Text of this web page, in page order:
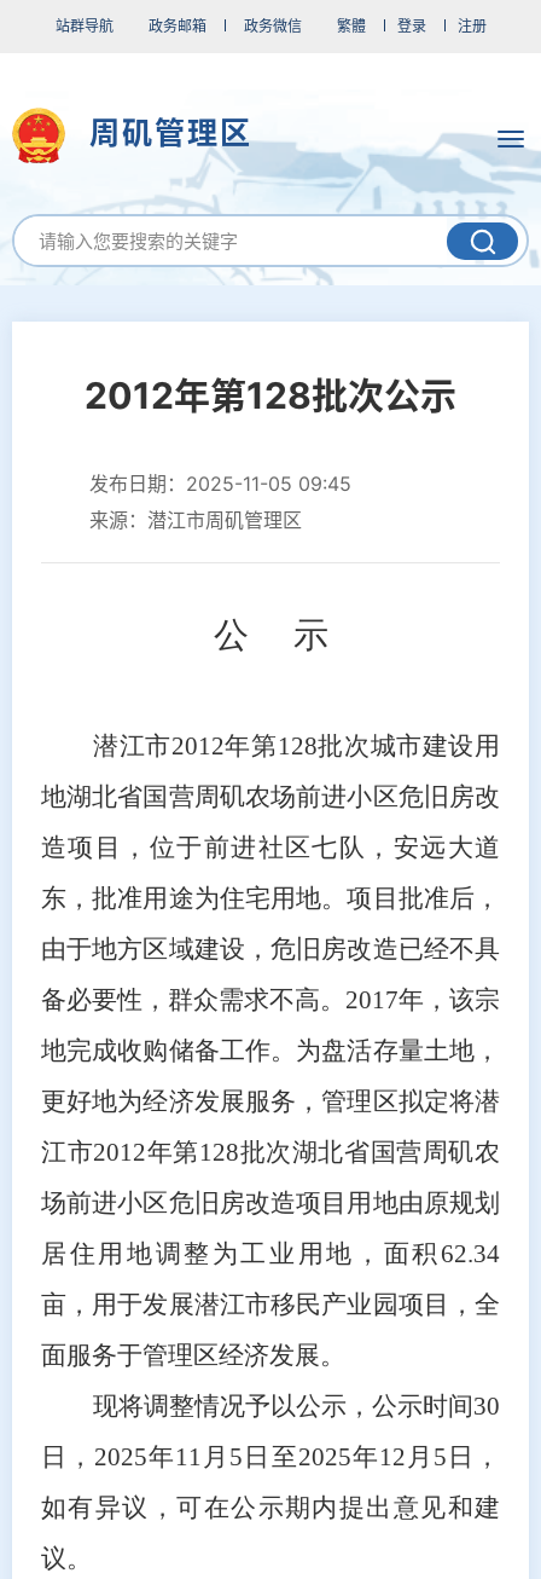
站群导航 政务邮箱 政务微信 繁體 登录 注册
周矶管理区
2012年第128批次公示
发布日期：2025-11-05 09:45
来源：潜江市周矶管理区
公 示
潜江市2012年第128批次城市建设用
地湖北省国营周矶农场前进小区危旧房改
造项目，位于前进社区七队，安远大道
东，批准用途为住宅用地。项目批准后，
由于地方区域建设，危旧房改造已经不具
备必要性，群众需求不高。2017年，该宗
地完成收购储备工作。为盘活存量土地，
更好地为经济发展服务，管理区拟定将潜
江市2012年第128批次湖北省国营周矶农
场前进小区危旧房改造项目用地由原规划
居住用地调整为工业用地，面积62.34
亩，用于发展潜江市移民产业园项目，全
面服务于管理区经济发展。
现将调整情况予以公示，公示时间30
日，2025年11月5日至2025年12月5日，
如有异议，可在公示期内提出意见和建
议。